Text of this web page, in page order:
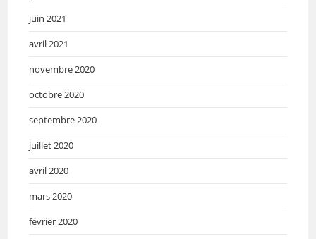
juin 2021
avril 2021
novembre 2020
octobre 2020
septembre 2020
juillet 2020
avril 2020
mars 2020
février 2020